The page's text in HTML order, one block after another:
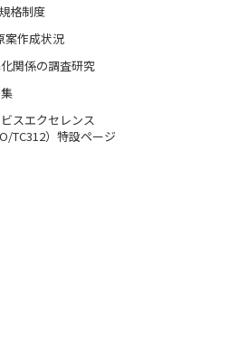
格制度
案作成状況
関係の調査研究
スエクセレンス
TC312）特設ページ